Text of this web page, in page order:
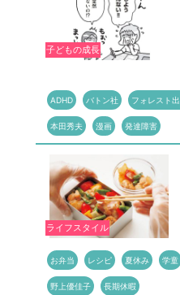
子どもの成長
ADHD バトン社 フォレスト
本田秀夫 漫画 発達障害
ライフスタイル
お弁当 レシピ 夏休み 学童
野上優佳子 長期休暇